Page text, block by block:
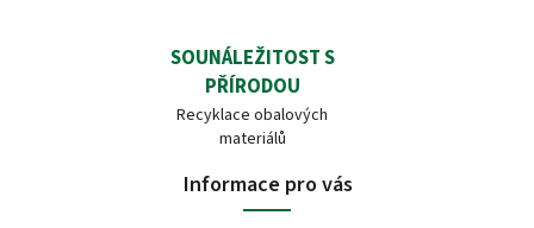
SOUNÁLEŽITOST S
PŘÍRODOU
Recyklace obalových
materiálů
Informace pro vás